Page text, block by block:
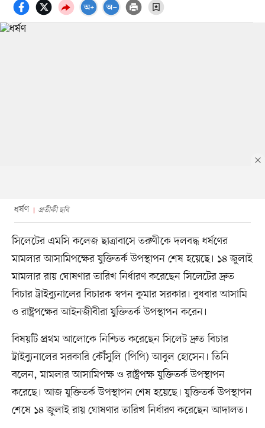
ধর্ষণ প্রতীকী ছবি
সিলেটের এমসি কলেজ ছাত্রাবাসে তরুণীকে দলবদ্ধ ধর্ষণের
মামলার আসা‌মিপক্ষের যুক্তিতর্ক উপস্থাপন শেষ হয়েছে। ১৪ জুলাই
মামলার রায় ঘোষণার তারিখ নির্ধারণ করেছেন সিলেটের দ্রুত
বিচার ট্রাইব্যুনালের বিচারক স্বপন কুমার সরকার। বুধবার আসা‌মি
ও রাষ্ট্রপক্ষের আইনজীবীরা যুক্তিতর্ক উপস্থাপন করেন।
বিষয়টি প্রথম আলোকে নিশ্চিত করেছেন সিলেট দ্রুত বিচার
ট্রাইব্যুনালের সরকারি কৌঁসুলি (পিপি) আবুল হোসেন। তিনি
বলেন, মামলার আসা‌মিপক্ষ ও রাষ্ট্রপক্ষ যু‌ক্তিতর্ক উপস্থাপন
করেছে। আজ যু‌ক্তিতর্ক উপস্থাপন শেষ হয়েছে। যুক্তিতর্ক উপস্থাপন
শেষে ১৪ জুলাই রায় ঘোষণার তারিখ নির্ধারণ করেছেন আদালত।